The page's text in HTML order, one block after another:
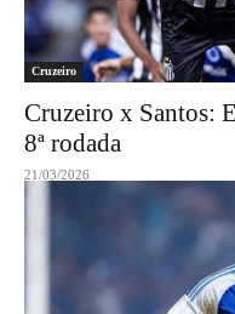
Cruzeiro
Cruzeiro x Santos:
8ª rodada
21/03/2026